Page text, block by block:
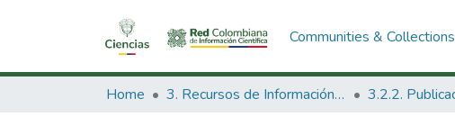
Communities & Collections
Home 3. Recursos de Información Científica y Tecnológica